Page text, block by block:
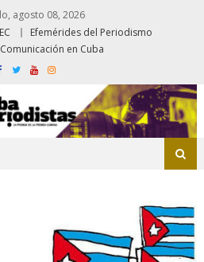
agosto 08, 2026
Efemérides del Periodismo
en Cuba